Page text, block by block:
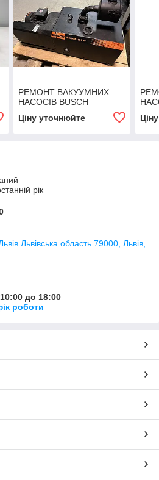
РЕМОНТ ВАКУУМНИХ
НАСОСІВ BUSCH
Ціну уточнюйте
рік
Львівська область 79000, Львів,
до 18:00
роботи